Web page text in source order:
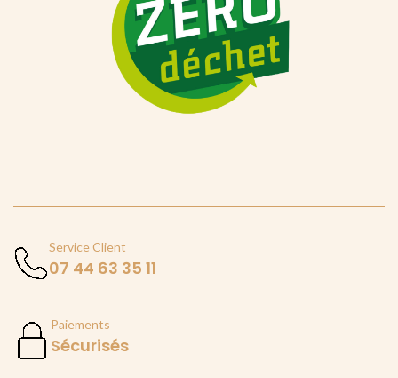
Une démarche écoresponsable guidée par
l’écoconception et la réduction des déchets à chaque
étape, du prototype à l’emballage.
Service Client
07 44 63 35 11
Paiements
Sécurisés